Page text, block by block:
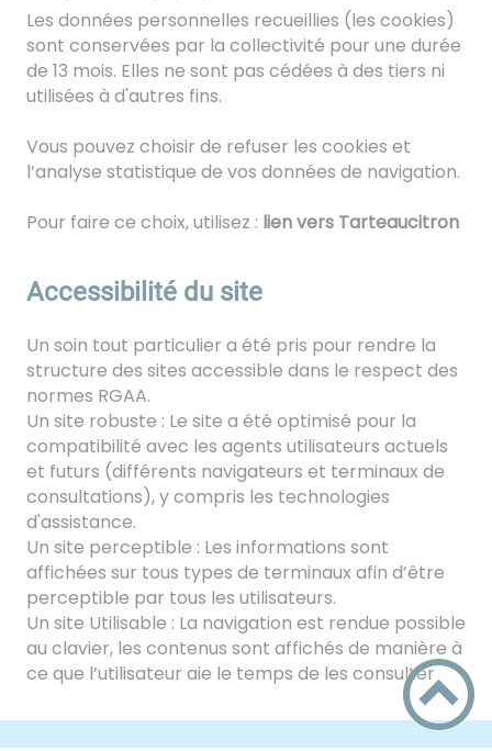
Les données personnelles recueillies (les cookies)
sont conservées par la collectivité pour une durée
de 13 mois. Elles ne sont pas cédées à des tiers ni
utilisées à d'autres fins.
Vous pouvez choisir de refuser les cookies et
l’analyse statistique de vos données de navigation.
Pour faire ce choix, utilisez : lien vers Tarteaucitron
Accessibilité du site
Un soin tout particulier a été pris pour rendre la
structure des sites accessible dans le respect des
normes RGAA.
Un site robuste : Le site a été optimisé pour la
compatibilité avec les agents utilisateurs actuels
et futurs (différents navigateurs et terminaux de
consultations), y compris les technologies
d'assistance.
Un site perceptible : Les informations sont
affichées sur tous types de terminaux afin d’être
perceptible par tous les utilisateurs.
Un site Utilisable : La navigation est rendue possible
au clavier, les contenus sont affichés de manière à
ce que l’utilisateur aie le temps de les consulter